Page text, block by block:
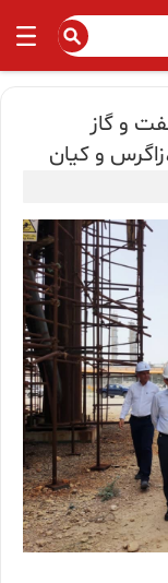
و گاز
و کیان